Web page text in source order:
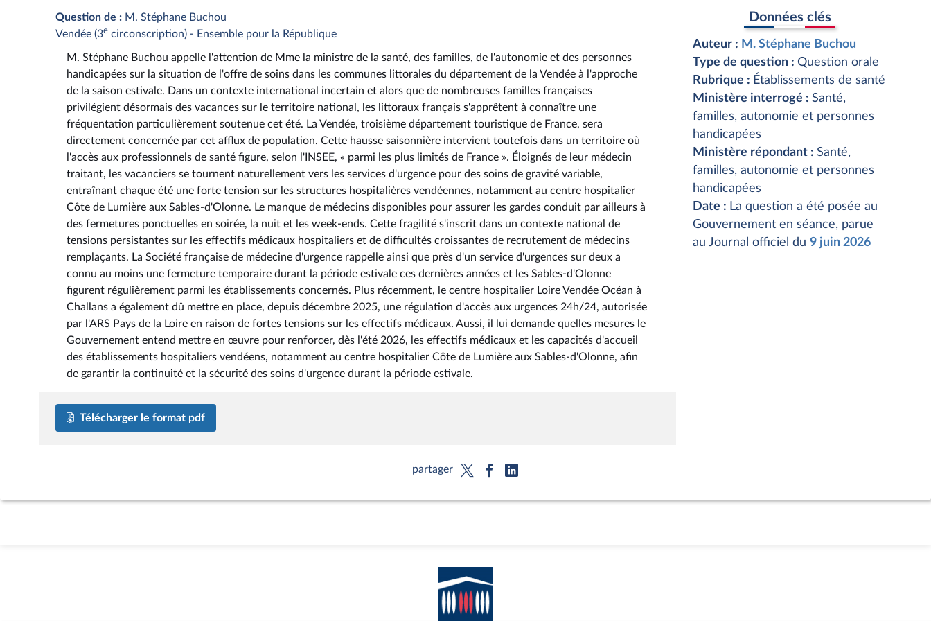
Question de : M. Stéphane Buchou
Vendée (3e circonscription) - Ensemble pour la République
M. Stéphane Buchou appelle l'attention de Mme la ministre de la santé, des familles, de l'autonomie et des personnes
handicapées sur la situation de l'offre de soins dans les communes littorales du département de la Vendée à l'approche
de la saison estivale. Dans un contexte international incertain et alors que de nombreuses familles françaises
privilégient désormais des vacances sur le territoire national, les littoraux français s'apprêtent à connaître une
fréquentation particulièrement soutenue cet été. La Vendée, troisième département touristique de France, sera
directement concernée par cet afflux de population. Cette hausse saisonnière intervient toutefois dans un territoire où
l'accès aux professionnels de santé figure, selon l'INSEE, « parmi les plus limités de France ». Éloignés de leur médecin
traitant, les vacanciers se tournent naturellement vers les services d'urgence pour des soins de gravité variable,
entraînant chaque été une forte tension sur les structures hospitalières vendéennes, notamment au centre hospitalier
Côte de Lumière aux Sables-d'Olonne. Le manque de médecins disponibles pour assurer les gardes conduit par ailleurs à
des fermetures ponctuelles en soirée, la nuit et les week-ends. Cette fragilité s'inscrit dans un contexte national de
tensions persistantes sur les effectifs médicaux hospitaliers et de difficultés croissantes de recrutement de médecins
remplaçants. La Société française de médecine d'urgence rappelle ainsi que près d'un service d'urgences sur deux a
connu au moins une fermeture temporaire durant la période estivale ces dernières années et les Sables-d'Olonne
figurent régulièrement parmi les établissements concernés. Plus récemment, le centre hospitalier Loire Vendée Océan à
Challans a également dû mettre en place, depuis décembre 2025, une régulation d'accès aux urgences 24h/24, autorisée
par l'ARS Pays de la Loire en raison de fortes tensions sur les effectifs médicaux. Aussi, il lui demande quelles mesures le
Gouvernement entend mettre en œuvre pour renforcer, dès l'été 2026, les effectifs médicaux et les capacités d'accueil
des établissements hospitaliers vendéens, notamment au centre hospitalier Côte de Lumière aux Sables-d'Olonne, afin
de garantir la continuité et la sécurité des soins d'urgence durant la période estivale.
Télécharger le format pdf
Données clés
Auteur : M. Stéphane Buchou
Type de question : Question orale
Rubrique : Établissements de santé
Ministère interrogé : Santé,
familles, autonomie et personnes
handicapées
Ministère répondant : Santé,
familles, autonomie et personnes
handicapées
Date : La question a été posée au
Gouvernement en séance, parue
au Journal officiel du 9 juin 2026
partager